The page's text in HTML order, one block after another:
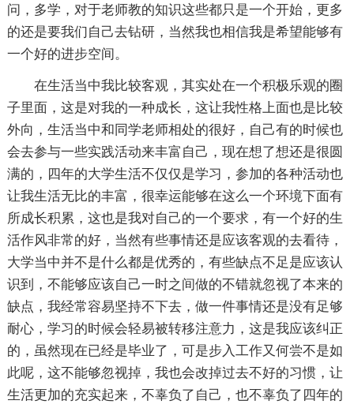
问，多学，对于老师教的知识这些都只是一个开始，更多
的还是要我们自己去钻研，当然我也相信我是希望能够有
一个好的进步空间。
在生活当中我比较客观，其实处在一个积极乐观的圈
子里面，这是对我的一种成长，这让我性格上面也是比较
外向，生活当中和同学老师相处的很好，自己有的时候也
会去参与一些实践活动来丰富自己，现在想了想还是很圆
满的，四年的大学生活不仅仅是学习，参加的各种活动也
让我生活无比的丰富，很幸运能够在这么一个环境下面有
所成长积累，这也是我对自己的一个要求，有一个好的生
活作风非常的好，当然有些事情还是应该客观的去看待，
大学当中并不是什么都是优秀的，有些缺点不足是应该认
识到，不能够应该自己一时之间做的不错就忽视了本来的
缺点，我经常容易坚持不下去，做一件事情还是没有足够
耐心，学习的时候会轻易被转移注意力，这是我应该纠正
的，虽然现在已经是毕业了，可是步入工作又何尝不是如
此呢，这不能够忽视掉，我也会改掉过去不好的习惯，让
生活更加的充实起来，不辜负了自己，也不辜负了四年的